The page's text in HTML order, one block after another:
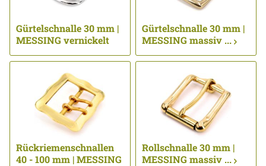
Gürtelschnalle 30 mm |
MESSING vernickelt
Gürtelschnalle 30 mm |
MESSING massiv ...
Rückriemenschnallen
40 - 100 mm | MESSING
Rollschnalle 30 mm |
MESSING massiv ...